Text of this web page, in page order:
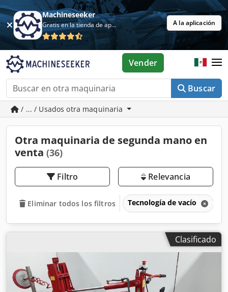
Machineseeker
Gratis en la tienda de aplicaciones A la aplicación
Buscar
Vender
/ ... / Usados otra maquinaria
Otra maquinaria de segunda mano en
venta (36)
Filtro Relevancia
Eliminar todos los filtros Tecnología de vacío
Clasificado